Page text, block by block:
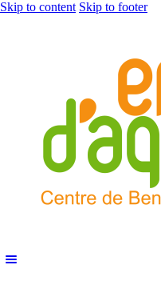
Skip to content Skip to footer